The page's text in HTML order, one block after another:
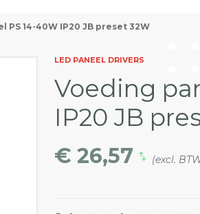
Veel gestelde vragen
Contact
PS 14-40W IP20 JB preset 32W
LED PANEEL DRIVERS
Voeding
IP20 JB
€ 26,57 (excl.